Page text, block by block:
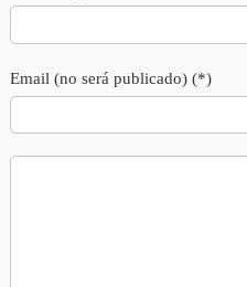
Email (no será publicado) (*)